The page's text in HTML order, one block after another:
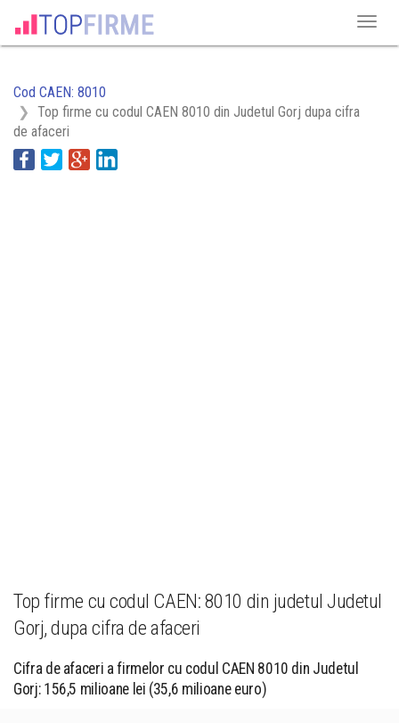
Cod CAEN: 8010
Top firme cu codul CAEN 8010 din Judetul Gorj dupa cifra
de afaceri
Top firme cu codul CAEN: 8010 din judetul Judetul
Gorj, dupa cifra de afaceri
Cifra de afaceri a firmelor cu codul CAEN 8010 din Judetul
Gorj: 156,5 milioane lei (35,6 milioane euro)